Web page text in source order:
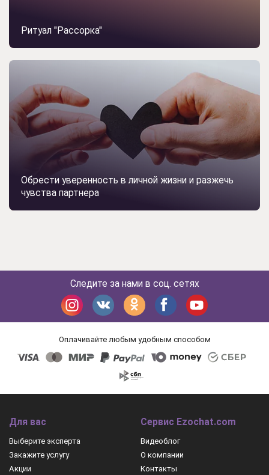
Ритуал "Рассорка"
Обрести уверенность в личной жизни и разжечь
чувства партнера
Следите за нами в соц. сетях
Оплачивайте любым удобным способом
Для вас
Выберите эксперта
Закажите услугу
Акции
Сервис Ezochat.com
Видеоблог
О компании
Контакты